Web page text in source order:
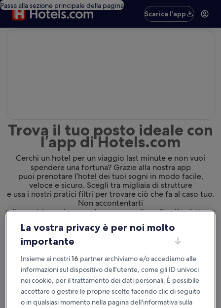
Passa alla sezione principale della pagina
Scarica l’app
Trova il tuo posto ideale con
l’app di Hotels.com
Cerchi un hotel per un viaggio last minute e non vuoi
spendere una fortuna? Grazie alla nostra app
puoi prenotare l’hotel dei tuoi sogni in modo facile,
veloce e sicuro. Scegli tra migliaia di strutture
e usa i nostri pratici filtri per trovare ciò che fa al caso tuo.
Non accontentarti
di una sistemazione qualunque: scegli quella più adatta a
Disponibile su iOS e Android
La vostra privacy è per noi molto
importante
Insieme ai nostri16 partner archiviamo e/o accediamo alle
informazioni sul dispositivo dell'utente, come gli ID univoci
nei cookie, per il trattamento dei dati personali. È possibile
accettare o gestire le proprie scelte facendo clic di seguito
o in qualsiasi momento nella pagina dell'informativa sulla